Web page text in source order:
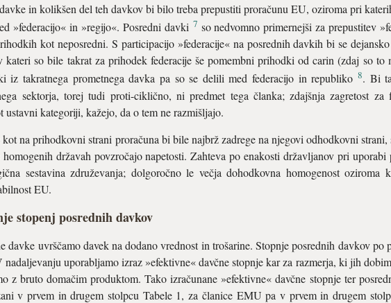
in kolikšen del teh davkov bi bilo treba prepustiti proračunu EU, oziroma pri
»federacijo« in »regijo«. Posredni davki 7 so nedvomno primernejši za prepustitev
kot neposredni. S participacijo »federacije« na posrednih davkih bi se
kateri so bile takrat za prihodek federacije še pomembni prihodki od carin (zdaj so
iz takratnega prometnega davka pa so se delili med federacijo in republiko8. Bi
sektorja, torej tudi proti-ciklično, ni predmet tega članka; zdajšnja zagretost
ustavni kategoriji, kažejo, da o tem ne razmišljajo.
na prihodkovni strani proračuna bi bile najbrž zadrege na njegovi odhodkovni
državah povzročajo napetosti. Zahteva po enakosti državljanov pri
sestavina združevanja; dolgoročno le večja dohodkovna homogenost oziroma
EU.
stopenj posrednih davkov
davke uvrščamo davek na dodano vrednost in trošarine. Stopnje posrednih davkov
uporabljamo izraz »efektivne« davčne stopnje kar za razmerja, ki jih
z bruto domačim produktom. Tako izračunane »efektivne« davčne stopnje ter
v prvem in drugem stolpcu Tabele 1, za članice EMU pa v prvem in drugem